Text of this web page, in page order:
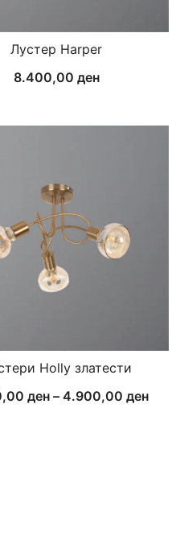
Лустер Harper
8.400,00 ден
Holly златести
ден – 4.900,00денPrice